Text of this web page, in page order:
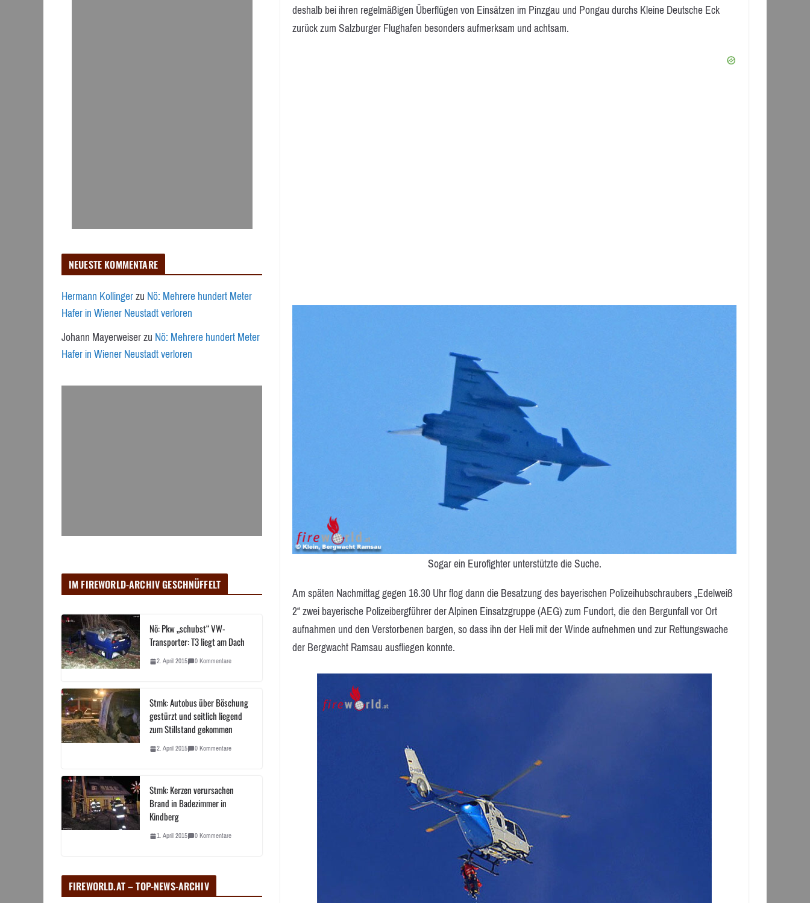
deshalb bei ihren regelmäßigen Überflügen von Einsätzen im Pinzgau und Pongau durchs Kleine Deutsche Eck
zurück zum Salzburger Flughafen besonders aufmerksam und achtsam.
Sogar ein Eurofighter unterstützte die Suche.
Am späten Nachmittag gegen 16.30 Uhr flog dann die Besatzung des bayerischen Polizeihubschraubers „Edelweiß
2“ zwei bayerische Polizeibergführer der Alpinen Einsatzgruppe (AEG) zum Fundort, die den Bergunfall vor Ort
aufnahmen und den Verstorbenen bargen, so dass ihn der Heli mit der Winde aufnehmen und zur Rettungswache
der Bergwacht Ramsau ausfliegen konnte.
NEUESTE KOMMENTARE
Hermann KollingerzuNö: Mehrere hundert Meter
Hafer in Wiener Neustadt verloren
Johann MayerweiserzuNö: Mehrere hundert Meter
Hafer in Wiener Neustadt verloren
IM FIREWORLD-ARCHIV GESCHNÜFFELT
Nö: Pkw „schubst“ VW-
Transporter: T3 liegt am Dach
2. April 2015 0 Kommentare
Stmk: Autobus über Böschung
gestürzt und seitlich liegend
zum Stillstand gekommen
2. April 2015 0 Kommentare
Stmk: Kerzen verursachen
Brand in Badezimmer in
Kindberg
1. April 2015 0 Kommentare
FIREWORLD.AT – TOP-NEWS-ARCHIV